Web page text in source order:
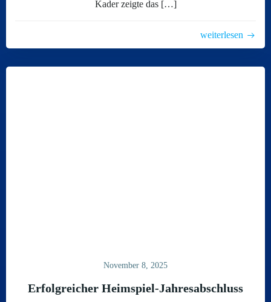
Kader zeigte das […]
weiterlesen
November 8, 2025
Erfolgreicher Heimspiel-Jahresabschluss